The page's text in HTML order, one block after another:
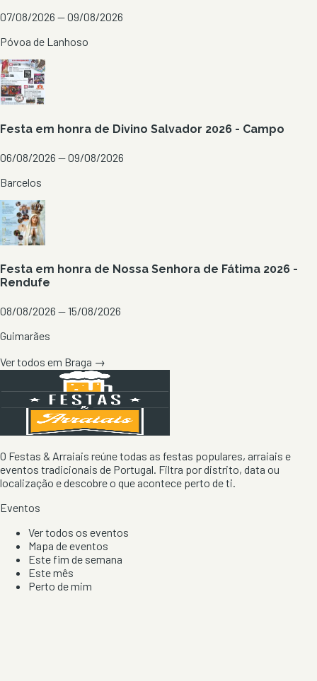
07/08/2026 — 09/08/2026
Póvoa de Lanhoso
Festa em honra de Divino Salvador 2026 - Campo
06/08/2026 — 09/08/2026
Barcelos
Festa em honra de Nossa Senhora de Fátima 2026 -
Rendufe
08/08/2026 — 15/08/2026
Guimarães
Ver todos em Braga →
O Festas & Arraiais reúne todas as festas populares, arraiais e
eventos tradicionais de Portugal. Filtra por distrito, data ou
localização e descobre o que acontece perto de ti.
Eventos
Ver todos os eventos
Mapa de eventos
Este fim de semana
Este mês
Perto de mim